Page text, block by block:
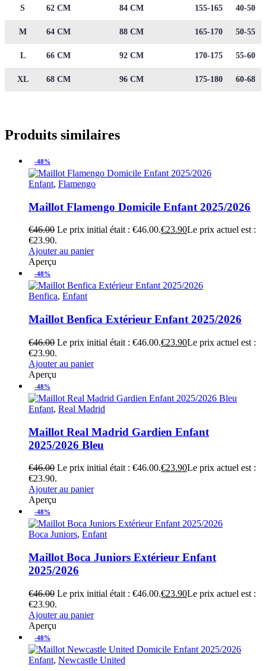
S 62 CM 84 CM 155-165 40-50
M 64 CM 88 CM 165-170 50-55
L 66 CM 92 CM 170-175 55-60
XL 68 CM 96 CM 175-180 60-68
Produits similaires
-48%
Enfant, Flamengo
Maillot Flamengo Domicile Enfant 2025/2026
€46.00 Le prix initial était : €46.00.€23.90Le prix actuel est :
€23.90.
Ajouter au panier
Aperçu
-48%
Benfica, Enfant
Maillot Benfica Extérieur Enfant 2025/2026
€46.00 Le prix initial était : €46.00.€23.90Le prix actuel est :
€23.90.
Ajouter au panier
Aperçu
-48%
Enfant, Real Madrid
Maillot Real Madrid Gardien Enfant
2025/2026 Bleu
€46.00 Le prix initial était : €46.00.€23.90Le prix actuel est :
€23.90.
Ajouter au panier
Aperçu
-48%
Boca Juniors, Enfant
Maillot Boca Juniors Extérieur Enfant
2025/2026
€46.00 Le prix initial était : €46.00.€23.90Le prix actuel est :
€23.90.
Ajouter au panier
Aperçu
-48%
Enfant, Newcastle United